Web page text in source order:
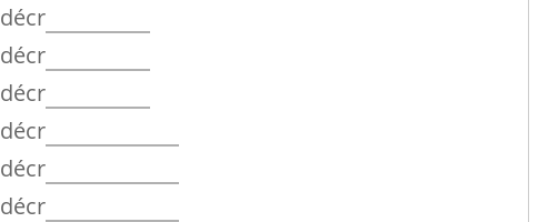
décr
décr
décr
décr
décr
décr